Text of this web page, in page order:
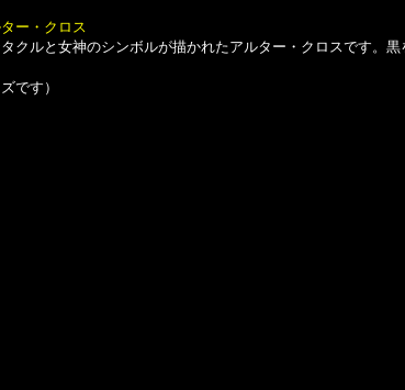
ー・クロス
クルと女神のシンボルが描かれたアルター・クロスです。
です）